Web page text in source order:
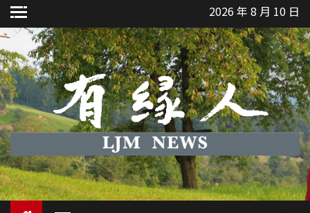
Skip
to
content
2026 年 8 月 10 日